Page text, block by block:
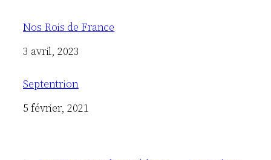
Nos Rois de France
Date
3 avril, 2023
Septentrion
Date
5 février, 2021